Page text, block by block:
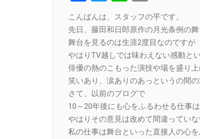
Link
こんばんは、スタッフの平です。
先日、藤田和日郎原作の月光条例の舞
舞台を見るのは生涯2度目なのですが
やはりTV越しでは味わえない感動と
俳優の熱のこもった演技や場を盛り上
笑いあり、涙ありのあっというの間の
さて、以前のブログで
10～20年後にも心をふるわせる仕事
やはりその意見は改めて間違っていな
私の仕事は舞台といった直接人の心